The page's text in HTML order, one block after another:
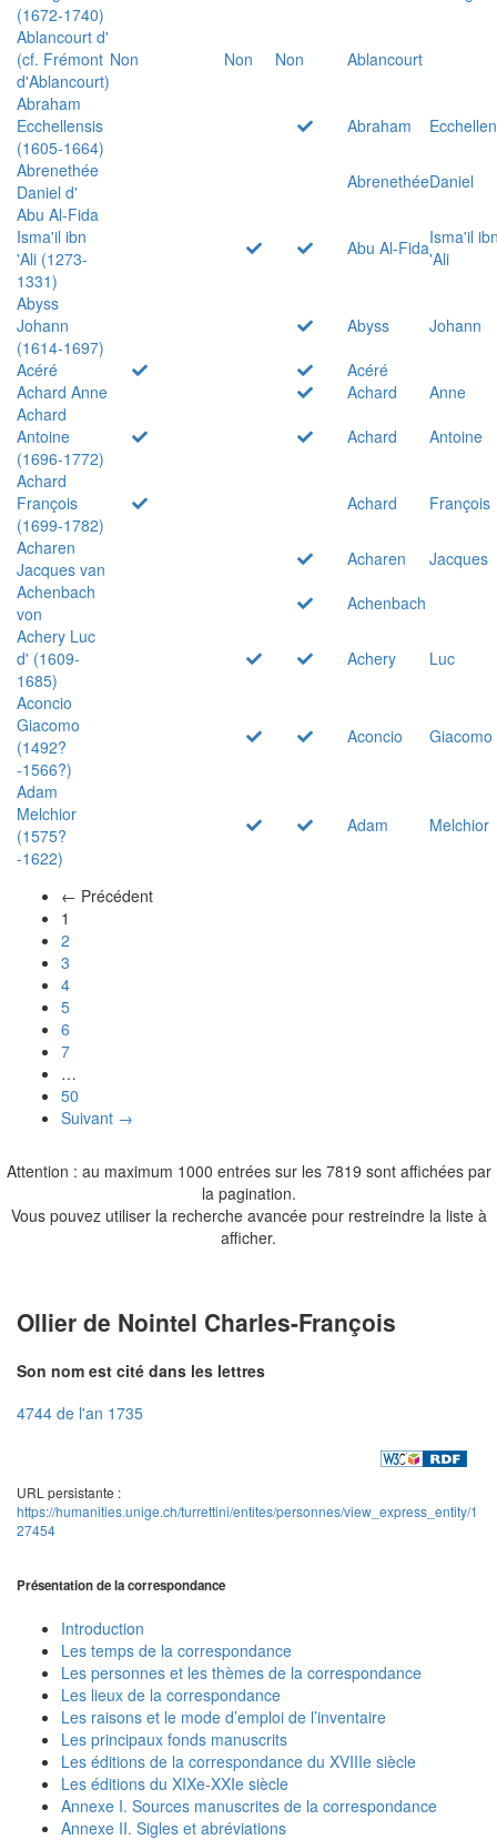
(1672-1740)
Ablancourt d'
(cf. Frémont
d'Ablancourt)
Non Non Non
Ablancourt
Abraham
Ecchellensis
(1605-1664)
Abraham
Abrenethée
Daniel d'
AbrenethéeDaniel
Abu Al-Fida
Isma'il ibn
'Ali (1273-
1331)
Abu Al-FidaIsma'il
'Ali
Abyss
Johann
(1614-1697)
Abyss
Johann
Acéré
Acéré
Achard Anne
Achard
Anne
Achard
Antoine
(1696-1772)
Achard
Antoine
Achard
François
(1699-1782)
Achard
François
Acharen
Jacques van
Acharen
Jacques
Achenbach
von
Achenbach
Achery Luc
d' (1609-
1685)
Achery
Luc
Aconcio
Giacomo
(1492?
-1566?)
Aconcio Giacomo
Adam
Melchior
(1575?
-1622)
Adam Melchior
← Précédent
1
2
3
4
5
6
7
…
50
Suivant →
Attention : au maximum 1000 entrées sur les 7819 sont affichées par
la pagination.
Vous pouvez utiliser la recherche avancée pour restreindre la liste à
afficher.
Ollier de Nointel Charles-François
Son nom est cité dans les lettres
4744 de l'an 1735
URL persistante :
https://humanities.unige.ch/turrettini/entites/personnes/view_express_entity/1
27454
Présentation de la correspondance
Introduction
Les temps de la correspondance
Les personnes et les thèmes de la correspondance
Les lieux de la correspondance
Les raisons et le mode d’emploi de l’inventaire
Les principaux fonds manuscrits
Les éditions de la correspondance du XVIIIe siècle
Les éditions du XIXe-XXIe siècle
Annexe I. Sources manuscrites de la correspondance
Annexe II. Sigles et abréviations